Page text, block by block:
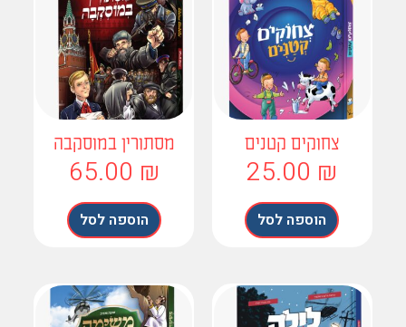
צחוקים קטנים
25.00
הוספה לסל
מסתורין במוסקבה
65.00
הוספה לסל